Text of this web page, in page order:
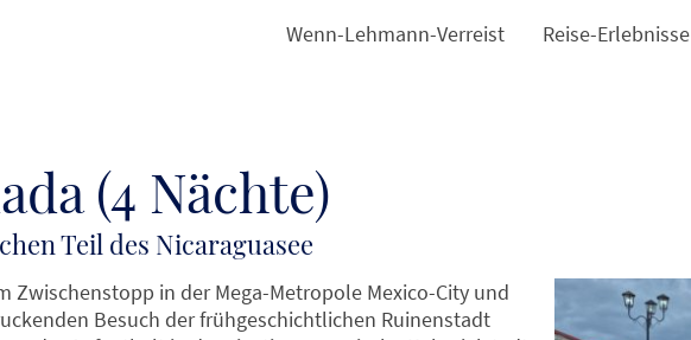
Wenn-Lehmann-Verreist Reise-Erlebnisse
(4 Nächte)
Teil des Nicaraguasee
Zwischenstopp in der Mega-Metropole Mexico-City und
Besuch der frühgeschichtlichen Ruinenstadt